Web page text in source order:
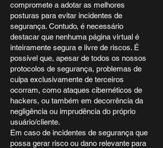
compromete a adotar as melhores
posturas para evitar incidentes de
segurança. Contudo, é necessário
destacar que nenhuma página virtual é
inteiramente segura e livre de riscos. É
possível que, apesar de todos os nossos
protocolos de segurança, problemas de
culpa exclusivamente de terceiros
ocorram, como ataques cibernéticos de
hackers, ou também em decorrência da
negligência ou imprudência do próprio
usuário/cliente.
Em caso de incidentes de segurança que
possa gerar risco ou dano relevante para